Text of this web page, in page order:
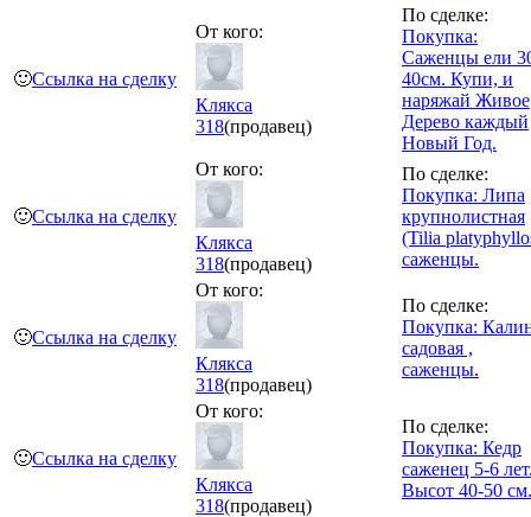
🙂Ссылка на сделку
От кого:
Клякса
318(продавец)
По сделке:
Покупка:
Саженцы ели
40см. Купи, и
наряжай Живое
Дерево каждый
Новый Год.
🙂Ссылка на сделку
От кого:
Клякса
318(продавец)
По сделке:
Покупка: Липа
крупнолистная
(Tilia
саженцы.
🙂Ссылка на сделку
От кого:
Клякса
318(продавец)
По сделке:
Покупка:
садовая ,
саженцы.
🙂Ссылка на сделку
От кого:
Клякса
318(продавец)
По сделке:
Покупка: Кедр
саженец 5-6
Высот 40-50 см.